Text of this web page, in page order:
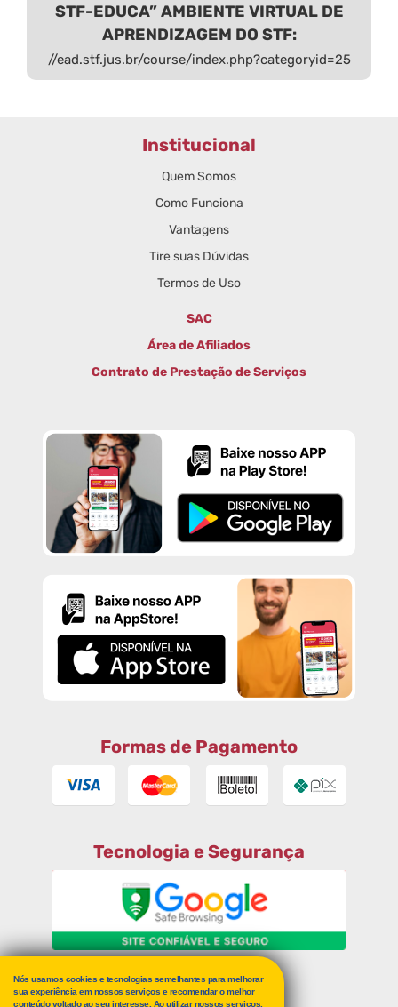
Nós usamos cookies e tecnologias semelhantes para melhorar
sua experiência em nossos serviços e recomendar o melhor
conteúdo voltado ao seu interesse. Ao utilizar nossos serviços,
STF-EDUCA” AMBIENTE VIRTUAL DE
APRENDIZAGEM DO STF:
//ead.stf.jus.br/course/index.php?categoryid=25
Institucional
Quem Somos
Como Funciona
Vantagens
Tire suas Dúvidas
Termos de Uso
SAC
Área de Afiliados
Contrato de Prestação de Serviços
Formas de Pagamento
Tecnologia e Segurança
RECLAME AQUI